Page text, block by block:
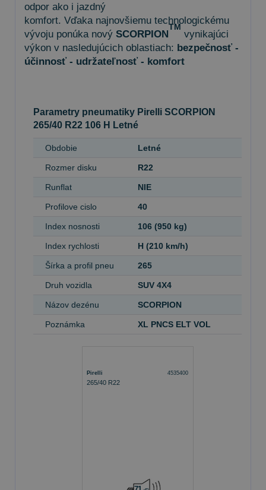
odpor ako i jazdný
komfort. Vďaka najnovšiemu technologickému
vývoju ponúka nový SCORPION
TM
vynikajúci
výkon v nasledujúcich oblastiach: bezpečnosť -
účinnosť - udržateľnosť - komfort
Parametry pneumatiky Pirelli SCORPION
265/40 R22 106 H Letné
Obdobie Letné
Rozmer disku R22
Runflat NIE
Profilove cislo 40
Index nosnosti 106 (950 kg)
Index rychlosti H (210 km/h)
Šírka a profil pneu 265
Druh vozidla SUV 4X4
Názov dezénu SCORPION
Poznámka XL PNCS ELT VOL
Pirelli 4535400
265/40 R22